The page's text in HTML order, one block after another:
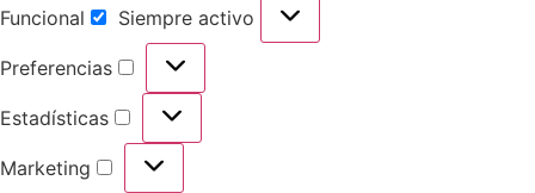
Funcional
Siempre activo
Preferencias
Estadísticas
Marketing